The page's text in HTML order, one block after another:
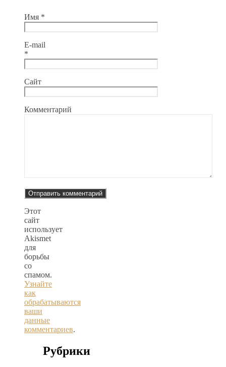
Имя *
E-mail
*
Сайт
Комментарий
Этот
сайт
использует
Akismet
для
борьбы
со
спамом.
Узнайте
как
обрабатываются
ваши
данные
комментариев.
Рубрики